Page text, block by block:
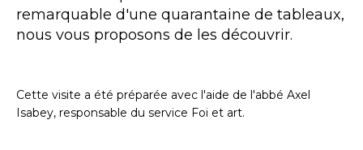
remarquable d'une quarantaine de tableaux,
nous vous proposons de les découvrir.
Cette visite a été préparée avec l'aide de l'abbé Axel
Isabey, responsable du service Foi et art.